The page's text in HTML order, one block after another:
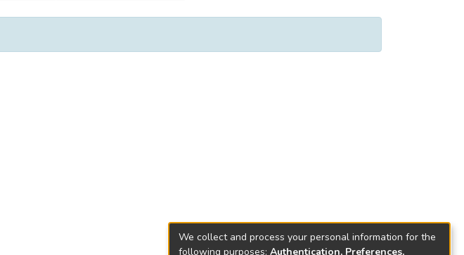
We collect and process your personal information for the
following purposes: Authentication, Preferences,